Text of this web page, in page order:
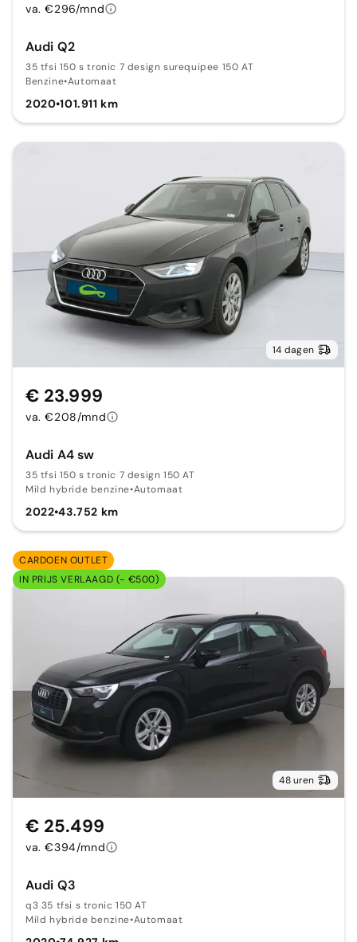
Audi Q2
35 tfsi 150 s tronic 7 design surequipee 150 AT
Benzine•Automaat
2020•101.911 km
va. €296/mnd
14 dagen
Audi A4 sw
35 tfsi 150 s tronic 7 design 150 AT
Mild hybride benzine•Automaat
2022•43.752 km
€ 23.999
va. €208/mnd
CARDOEN OUTLET
IN PRIJS VERLAAGD (- €500)
48 uren
Audi Q3
q3 35 tfsi s tronic 150 AT
Mild hybride benzine•Automaat
€ 25.499
va. €394/mnd